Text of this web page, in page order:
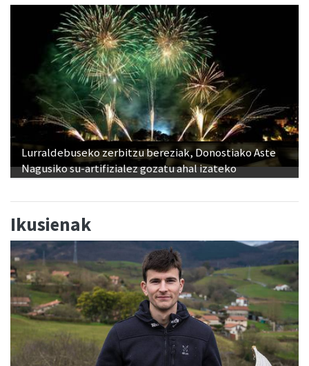
Lurraldebuseko zerbitzu bereziak, Donostiako Aste
Nagusiko su-artifizialez gozatu ahal izateko
Ikusienak